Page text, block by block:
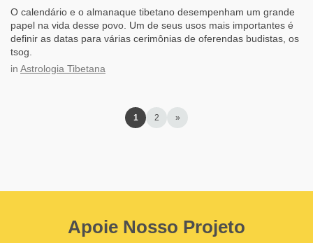
O calendário e o almanaque tibetano desempenham um grande
papel na vida desse povo. Um de seus usos mais importantes é
definir as datas para várias cerimônias de oferendas budistas, os
tsog.
in Astrologia Tibetana
1 2 »
Apoie Nosso Projeto